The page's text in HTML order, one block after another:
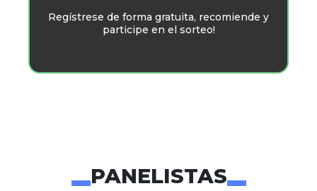
Regístrese de forma gratuita, recomiende y
participe en el sorteo!
PANELISTAS